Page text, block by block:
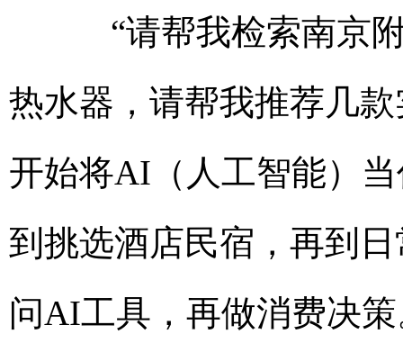
“请帮我检索南京附
热水器，请帮我推荐几
开始将AI（人工智能）
到挑选酒店民宿，再到
问AI工具，再做消费决